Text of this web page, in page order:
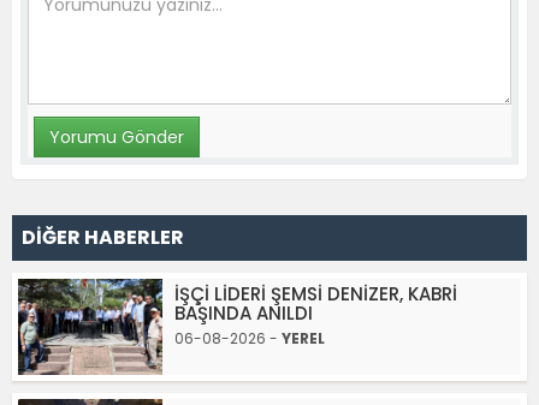
DİĞER HABERLER
İŞÇİ LİDERİ ŞEMSİ DENİZER, KABRİ
BAŞINDA ANILDI
06-08-2026 - YEREL